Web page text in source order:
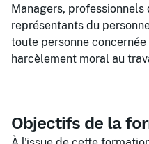
Managers, professionnels
représentants du
toute personne
harcèlement moral au
Objectifs de la